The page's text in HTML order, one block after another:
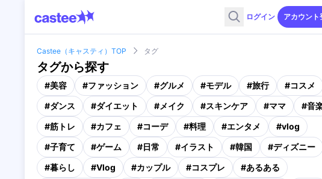
ログイン アカウント
Castee（キャスティ）TOP タグ
タグから探す
#美容 #ファッション #グルメ #モデル #旅行 #コスメ
#ダンス #ダイエット #メイク #スキンケア #ママ #音
#筋トレ #カフェ #コーデ #料理 #エンタメ #vlog
#子育て #ゲーム #日常 #イラスト #韓国 #ディズニー
#暮らし #Vlog #カップル #コスプレ #あるある